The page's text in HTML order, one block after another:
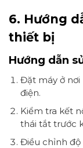
6. Hướng
thiết bị
Hướng dẫn
Đặt máy ở nơi
điện.
Kiểm tra kết
thái tắt trước
Điều chỉnh độ